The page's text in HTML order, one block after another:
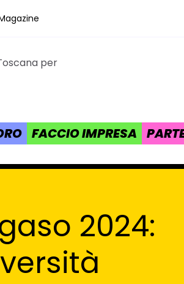
per
FACCIO IMPRESA
2024: